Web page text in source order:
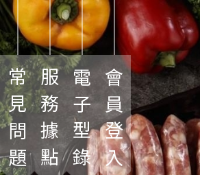
常見問題服務據點電子型錄會員登入